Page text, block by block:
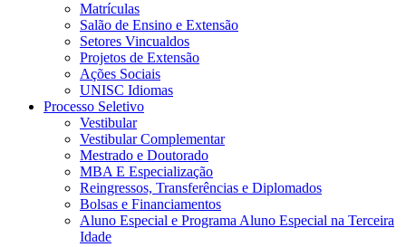
Matrículas
Salão de Ensino e Extensão
Setores Vincualdos
Projetos de Extensão
Ações Sociais
UNISC Idiomas
Processo Seletivo
Vestibular
Vestibular Complementar
Mestrado e Doutorado
MBA E Especialização
Reingressos, Transferências e Diplomados
Bolsas e Financiamentos
Aluno Especial e Programa Aluno Especial na Terceira
Idade